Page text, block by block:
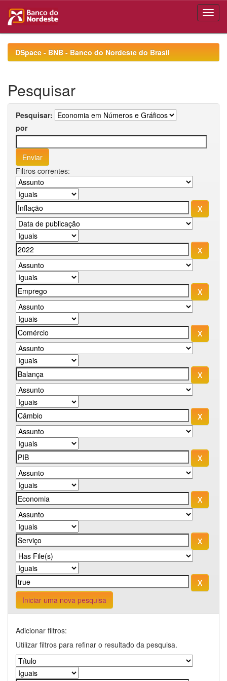
navigationDSpace - BNB - Banco do Nordeste do Brasil
Pesquisar
Pesquisar:
por
Filtros correntes:
Iniciar uma nova pesquisa
Adicionar filtros:
Utilizar filtros para refinar o resultado da pesquisa.